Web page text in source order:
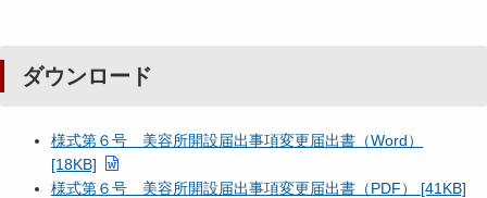
ダウンロード
様式第６号 美容所開設届出事項変更届出書（Word）
[18KB]
様式第６号 美容所開設届出事項変更届出書（PDF） [41KB]